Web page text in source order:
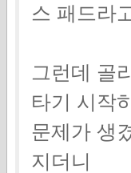
스 패드라
그런데 골
타기 시작
문제가 생
지더니